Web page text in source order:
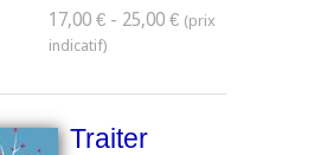
17,00 € - 25,00 €
Traiter